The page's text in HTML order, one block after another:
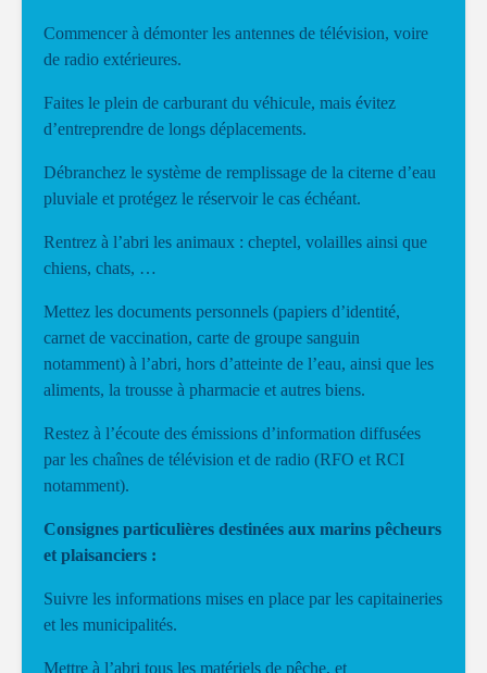
Commencer à démonter les antennes de télévision, voire
de radio extérieures.
Faites le plein de carburant du véhicule, mais évitez
d’entreprendre de longs déplacements.
Débranchez le système de remplissage de la citerne d’eau
pluviale et protégez le réservoir le cas échéant.
Rentrez à l’abri les animaux : cheptel, volailles ainsi que
chiens, chats, …
Mettez les documents personnels (papiers d’identité,
carnet de vaccination, carte de groupe sanguin
notamment) à l’abri, hors d’atteinte de l’eau, ainsi que les
aliments, la trousse à pharmacie et autres biens.
Restez à l’écoute des émissions d’information diffusées
par les chaînes de télévision et de radio (RFO et RCI
notamment).
Consignes particulières destinées aux marins pêcheurs
et plaisanciers :
Suivre les informations mises en place par les capitaineries
et les municipalités.
Mettre à l’abri tous les matériels de pêche, et